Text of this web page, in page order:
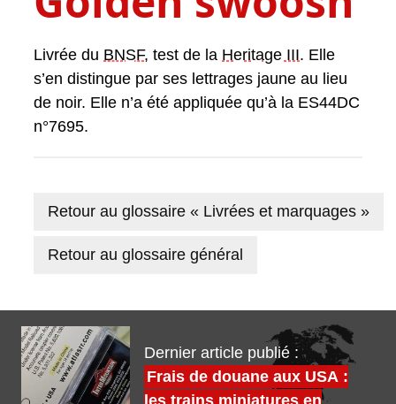
Livrée du BNSF, test de la Heritage III. Elle
s’en distingue par ses lettrages jaune au lieu
de noir. Elle n’a été appliquée qu’à la ES44DC
n°7695.
Retour au glossaire « Livrées et marquages »
Retour au glossaire général
Dernier article publié :
Frais de douane aux USA :
les trains miniatures en